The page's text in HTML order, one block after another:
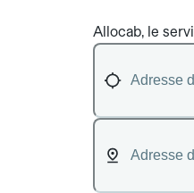
Allocab, le